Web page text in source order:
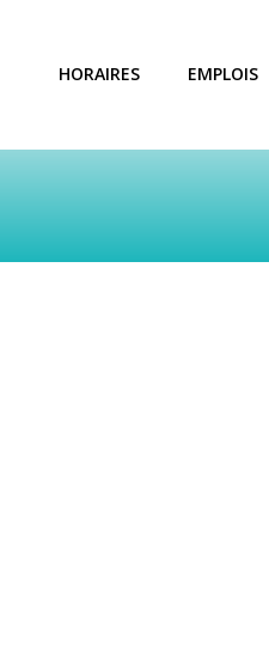
HORAIRES EMPLOIS